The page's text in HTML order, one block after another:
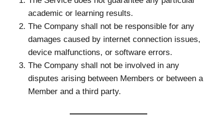
academic or learning results.
The Company shall not be responsible for any
damages caused by internet connection issues,
device malfunctions, or software errors.
The Company shall not be involved in any
disputes arising between Members or between a
Member and a third party.